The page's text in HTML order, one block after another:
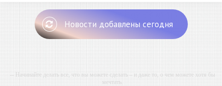
Новости добавлены сегодня
-- Начинайте делать все, что вы можете сделать – и даже то, о чем можете хотя бы
мечтать.